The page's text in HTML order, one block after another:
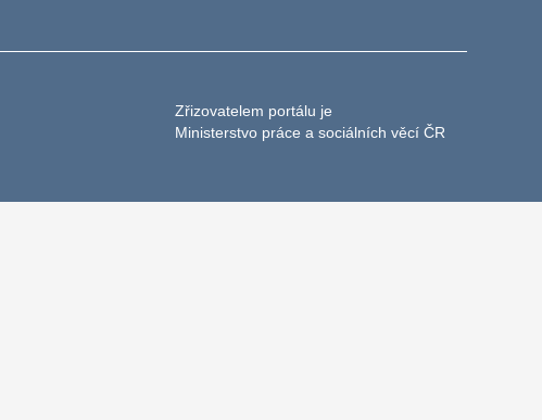
Zřizovatelem portálu je
Ministerstvo práce a sociálních věcí ČR